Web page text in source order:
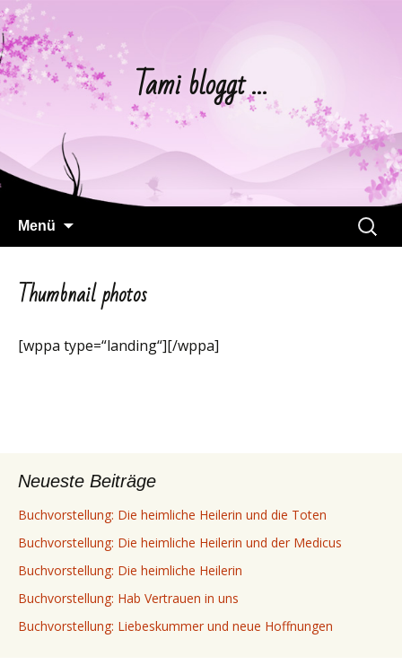
Tami bloggt …
Menü
Suchen
nach:
Thumbnail photos
[wppa type=“landing“][/wppa]
Neueste Beiträge
Buchvorstellung: Die heimliche Heilerin und die Toten
Buchvorstellung: Die heimliche Heilerin und der Medicus
Buchvorstellung: Die heimliche Heilerin
Buchvorstellung: Hab Vertrauen in uns
Buchvorstellung: Liebeskummer und neue Hoffnungen